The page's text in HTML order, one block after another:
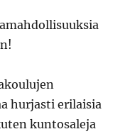
hurjasti erilaisia
kuntosaleja